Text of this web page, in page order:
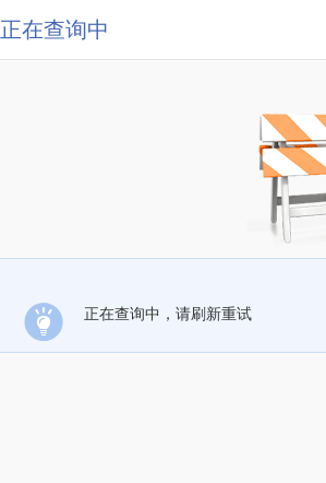
正在查询中
正在查询中，请刷新重试